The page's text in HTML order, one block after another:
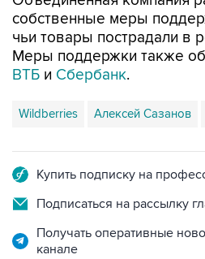
собственные меры
чьи товары пострадали в
Меры поддержки также
ВТБ и Сбербанк.
Wildberries Алексей Сазанов
Купить подписку на
Подписаться на рассылку
Получать оперативные
канале